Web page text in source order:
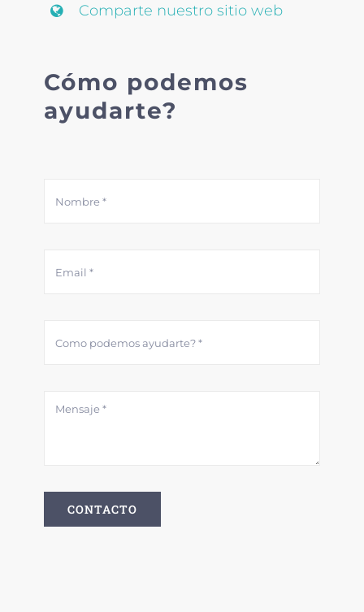
Comparte nuestro sitio web
Cómo podemos
ayudarte?
CONTACTO